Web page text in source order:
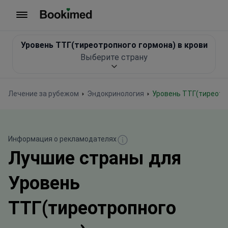
Лечение за рубежом Эндокринология Уровень
Уровень ТТГ(тиреотропного гормона) в крови
Выберите страну
Информация о рекламодателях
Лучшие страны для
Уровень
ТТГ(тиреотропного